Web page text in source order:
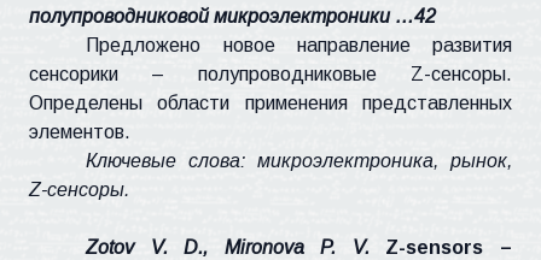
полупроводниковой микроэлектроники …42
Предложено новое направление развития
сенсорики – полупроводниковые Z-сенсоры.
Определены области применения представленных
элементов.
Ключевые слова: микроэлектроника, рынок,
Z-сенсоры.
ZotovV. D., MironovaP. V. Z-sensors –